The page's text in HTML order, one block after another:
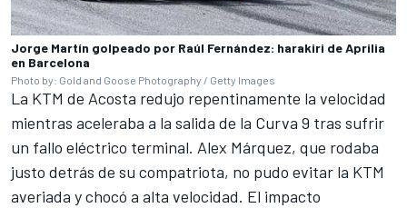
Jorge Martín golpeado por Raúl Fernández: harakiri de Aprilia
en Barcelona
Photo by: Gold and Goose Photography / Getty Images
La KTM de Acosta redujo repentinamente la velocidad
mientras aceleraba a la salida de la Curva 9 tras sufrir
un fallo eléctrico terminal. Alex Márquez, que rodaba
justo detrás de su compatriota, no pudo evitar la KTM
averiada y chocó a alta velocidad. El impacto